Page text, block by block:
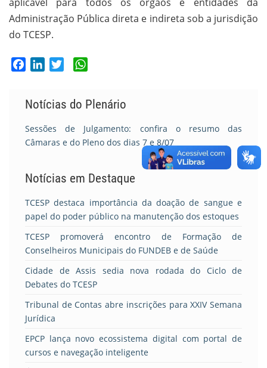
Administração Pública direta e indireta sob a jurisdição
do TCESP.
FacebookLinkedIn
Twitter
Notícias do Plenário
Sessões de Julgamento: confira o resumo das
Câmaras e do Pleno dos dias 7 e 8/07
Notícias em Destaque
TCESP destaca importância da doação de sangue e
papel do poder público na manutenção dos estoques
TCESP promoverá encontro de Formação de
Conselheiros Municipais do FUNDEB e de Saúde
Cidade de Assis sedia nova rodada do Ciclo de
Debates do TCESP
Tribunal de Contas abre inscrições para XXIV Semana
Jurídica
EPCP lança novo ecossistema digital com portal de
cursos e navegação inteligente